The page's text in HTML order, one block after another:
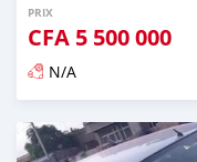
PRIX
CFA 5 500 000
N/A
Publié il y a presque 6 ans